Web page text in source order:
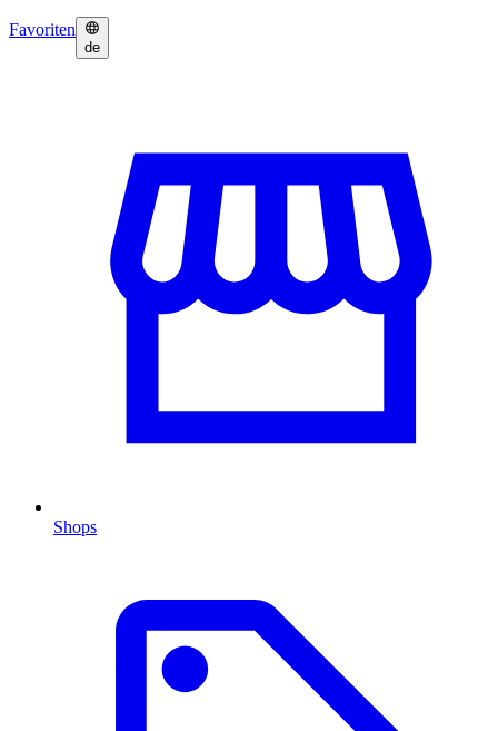
Favoriten
de
Shops